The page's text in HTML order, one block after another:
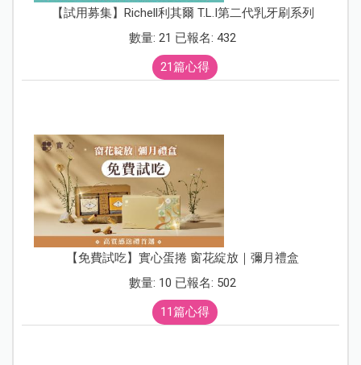
【試用募集】Richell利其爾 T.L.I第二代乳牙刷系列
數量: 21 已報名: 432
21篇心得
【免費試吃】實心蛋捲 窗花綻放｜彌月禮盒
數量: 10 已報名: 502
11篇心得